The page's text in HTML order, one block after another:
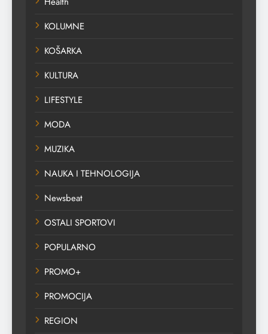
KOLUMNE
KOŠARKA
KULTURA
LIFESTYLE
MODA
MUZIKA
NAUKA I TEHNOLOGIJA
Newsbeat
OSTALI SPORTOVI
POPULARNO
PROMO+
PROMOCIJA
REGION